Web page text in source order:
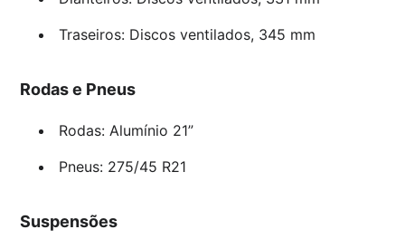
Traseiros: Discos ventilados, 345 mm
Rodas e Pneus
Rodas: Alumínio 21”
Pneus: 275/45 R21
Suspensões